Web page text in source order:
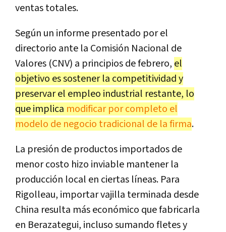
ventas totales.
Según un informe presentado por el
directorio ante la Comisión Nacional de
Valores (CNV) a principios de febrero, el
objetivo es sostener la competitividad y
preservar el empleo industrial restante, lo
que implica modificar por completo el
modelo de negocio tradicional de la firma.
La presión de productos importados de
menor costo hizo inviable mantener la
producción local en ciertas líneas. Para
Rigolleau, importar vajilla terminada desde
China resulta más económico que fabricarla
en Berazategui, incluso sumando fletes y